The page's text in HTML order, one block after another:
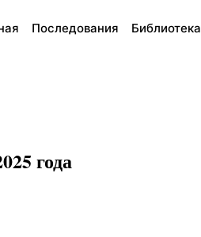
Последования Библиотека
года